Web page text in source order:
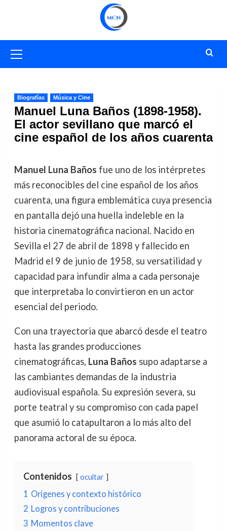
primario
Biografías Música y Cine
Manuel Luna Baños (1898-1958).
El actor sevillano que marcó el
cine español de los años cuarenta
Manuel Luna Baños fue uno de los intérpretes
más reconocibles del cine español de los años
cuarenta, una figura emblemática cuya presencia
en pantalla dejó una huella indeleble en la
historia cinematográfica nacional. Nacido en
Sevilla el 27 de abril de 1898 y fallecido en
Madrid el 9 de junio de 1958, su versatilidad y
capacidad para infundir alma a cada personaje
que interpretaba lo convirtieron en un actor
esencial del periodo.
Con una trayectoria que abarcó desde el teatro
hasta las grandes producciones
cinematográficas, Luna Baños supo adaptarse a
las cambiantes demandas de la industria
audiovisual española. Su expresión severa, su
porte teatral y su compromiso con cada papel
que asumió lo catapultaron a lo más alto del
panorama actoral de su época.
Contenidos ocultar
1 Orígenes y contexto histórico
2 Logros y contribuciones
3 Momentos clave